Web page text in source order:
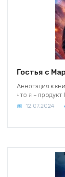
Гостья с
Аннотация к
что я – продукт
12.07.2024